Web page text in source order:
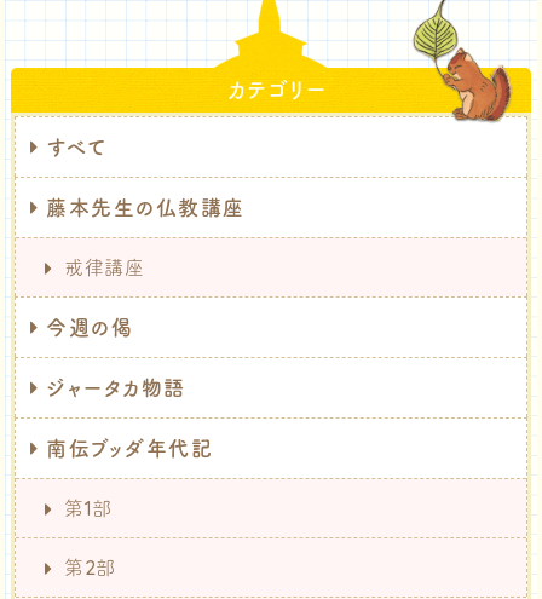
カテゴリー
すべて
藤本先生の仏教講座
戒律講座
今週の偈
ジャータカ物語
南伝ブッダ年代記
第1部
第2部